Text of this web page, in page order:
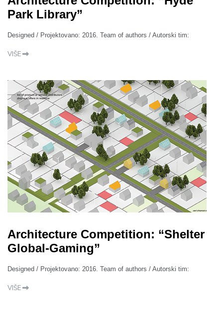
Park Library”
Designed / Projektovano: 2016. Team of authors / Autorski tim:
VIŠE
Architecture Competition: “Shelter
Global-Gaming”
Designed / Projektovano: 2016. Team of authors / Autorski tim:
VIŠE